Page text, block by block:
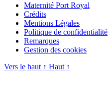
Maternité Port Royal
Crédits
Mentions Légales
Politique de confidentialité
Remarques
Gestion des cookies
Vers le haut ↑ Haut ↑